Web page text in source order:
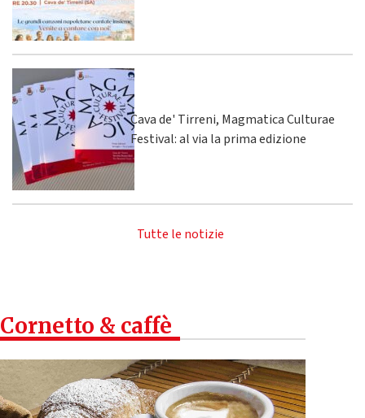
Cava de' Tirreni, Magmatica Culturae
Festival: al via la prima edizione
Tutte le notizie
Cornetto & caffè